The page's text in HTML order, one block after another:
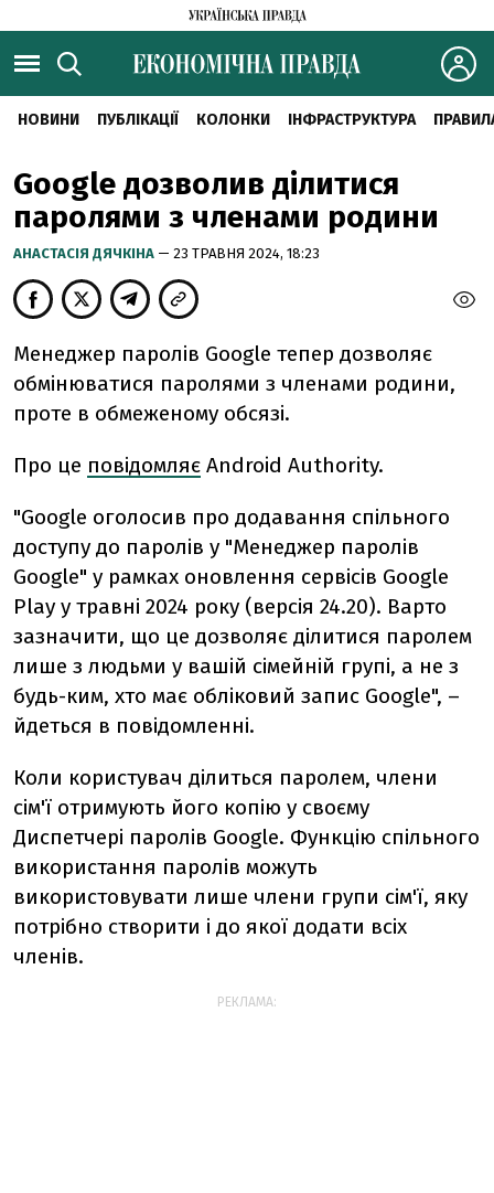
НОВИНИ ПУБЛІКАЦІЇ КОЛОНКИ ІНФРАСТРУКТУРА
Google дозволив ділитися
паролями з членами родини
АНАСТАСІЯ ДЯЧКІНА — 23 ТРАВНЯ 2024, 18:23
Менеджер паролів Google тепер дозволяє
обмінюватися паролями з членами родини,
проте в обмеженому обсязі.
Про це повідомляє Android Authority.
"Google оголосив про додавання спільного
доступу до паролів у "Менеджер паролів
Google" у рамках оновлення сервісів Google
Play у травні 2024 року (версія 24.20). Варто
зазначити, що це дозволяє ділитися паролем
лише з людьми у вашій сімейній групі, а не з
будь-ким, хто має обліковий запис Google", –
йдеться в повідомленні.
Коли користувач ділиться паролем, члени
сім'ї отримують його копію у своєму
Диспетчері паролів Google. Функцію спільного
використання паролів можуть
використовувати лише члени групи сім'ї, яку
потрібно створити і до якої додати всіх
членів.
РЕКЛАМА: